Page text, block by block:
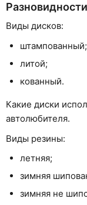
Виды дисков:
штампованный;
литой;
кованный.
Какие диски
автолюбителя.
Виды резины:
летняя;
зимняя
зимняя не